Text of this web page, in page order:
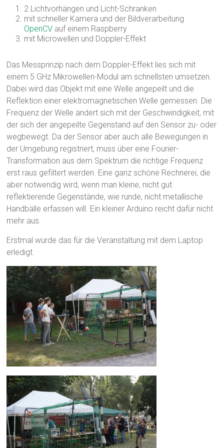
2 Lichtvorhängen und Licht-Schranken
mit schneller Kamera und der Bildverarbeitung
OpenCV auf einem Raspberry
mit Microwellen und Doppler-Effekt
Das Messprinzip nach dem Doppler-Effekt lies sich mit
einem 5 GHz Mikrowellen-Modul am schnellsten umsetzen.
Dabei wird das Objekt mit eine Welle angepeilt und die
Reflektion einer elektromagnetischen Welle gemessen. Die
Frequenz der Welle ändert sich mit der Geschwindigkeit, mit
der sich der angepeilte Gegenstand auf den Sensor zu- oder
wegbewegt. Da der Sensor aber auch alle Bewegungen in
der Umgebung registriert, muss über eine Fourier-
Transformation aus dem Spektrum die richtige Frequenz
erst raus gefiltert werden. Eine ganz schöne Rechnerei, die
aber notwendig wird, wenn man kleine, nicht gut
reflektierende Gegenstände, wie runde, nicht metallische
Handbälle erfassen will. Ein kleiner Arduino reicht dafür nicht
mehr aus.
Erstmal wurde das für die Veranstaltung mit dem Laptop
erledigt.